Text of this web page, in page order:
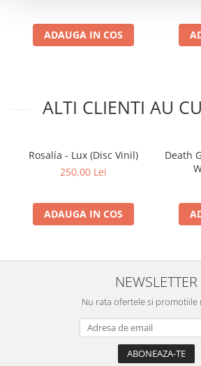
ADAUGA IN COS
ALTI CLIENTI AU
Rosalía - Lux (Disc Vinil)
250,00 Lei
ADAUGA IN COS
Death
NEWSLETTER
Nu rata ofertele si promotiile